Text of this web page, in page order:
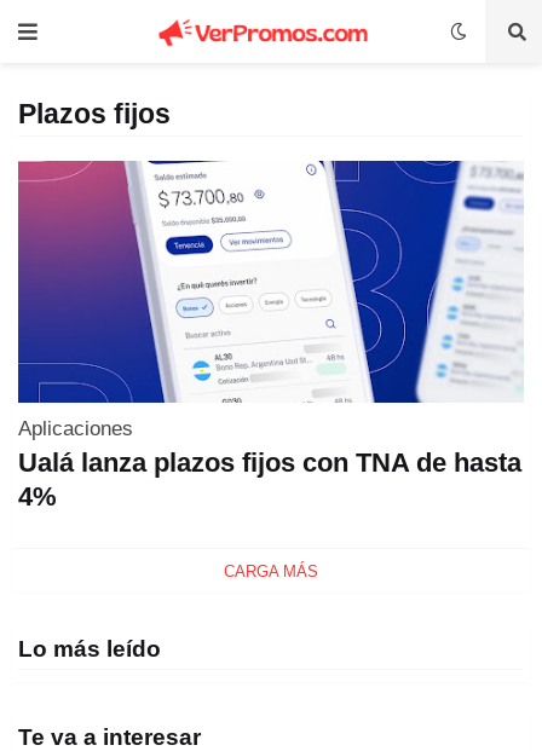
Plazos fijos
Aplicaciones
Ualá lanza plazos fijos con TNA de hasta
4%
CARGA MÁS
Lo más leído
Te va a interesar